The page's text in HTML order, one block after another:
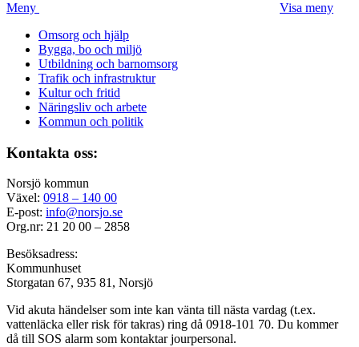
Meny
Visa meny
Omsorg och hjälp
Bygga, bo och miljö
Utbildning och barnomsorg
Trafik och infrastruktur
Kultur och fritid
Näringsliv och arbete
Kommun och politik
Kontakta oss:
Norsjö kommun
Växel: 0918 – 140 00
E-post: info@norsjo.se
Org.nr: 21 20 00 – 2858
Besöksadress:
Kommunhuset
Storgatan 67, 935 81, Norsjö
Vid akuta händelser som inte kan vänta till nästa vardag (t.ex.
vattenläcka ellerrisk för takras) ring då 0918-101 70. Du kommer
då till SOS alarm som kontaktar jourpersonal.